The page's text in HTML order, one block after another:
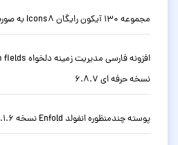
مجموعه 130 آیکون رایگان Icons8 به صورت SVG
نسخه حرفه ای 6.8.7
پوسته چندمنظوره انفولد Enfold نسخه 7.1.6